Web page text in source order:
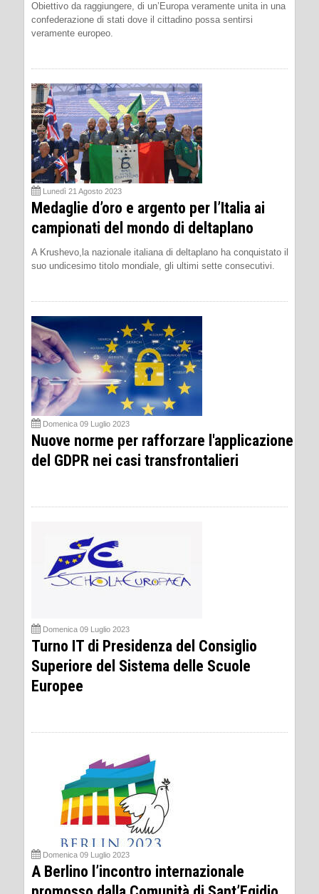
Obiettivo da raggiungere, di un’Europa veramente unita in una
confederazione di stati dove il cittadino possa sentirsi
veramente europeo.
Lunedì 21 Agosto 2023
Medaglie d’oro e argento per l’Italia ai
campionati del mondo di deltaplano
A Krushevo,la nazionale italiana di deltaplano ha conquistato il
suo undicesimo titolo mondiale, gli ultimi sette consecutivi.
Domenica 09 Luglio 2023
Nuove norme per rafforzare l'applicazione
del GDPR nei casi transfrontalieri
Domenica 09 Luglio 2023
Turno IT di Presidenza del Consiglio
Superiore del Sistema delle Scuole
Europee
Domenica 09 Luglio 2023
A Berlino l’incontro internazionale